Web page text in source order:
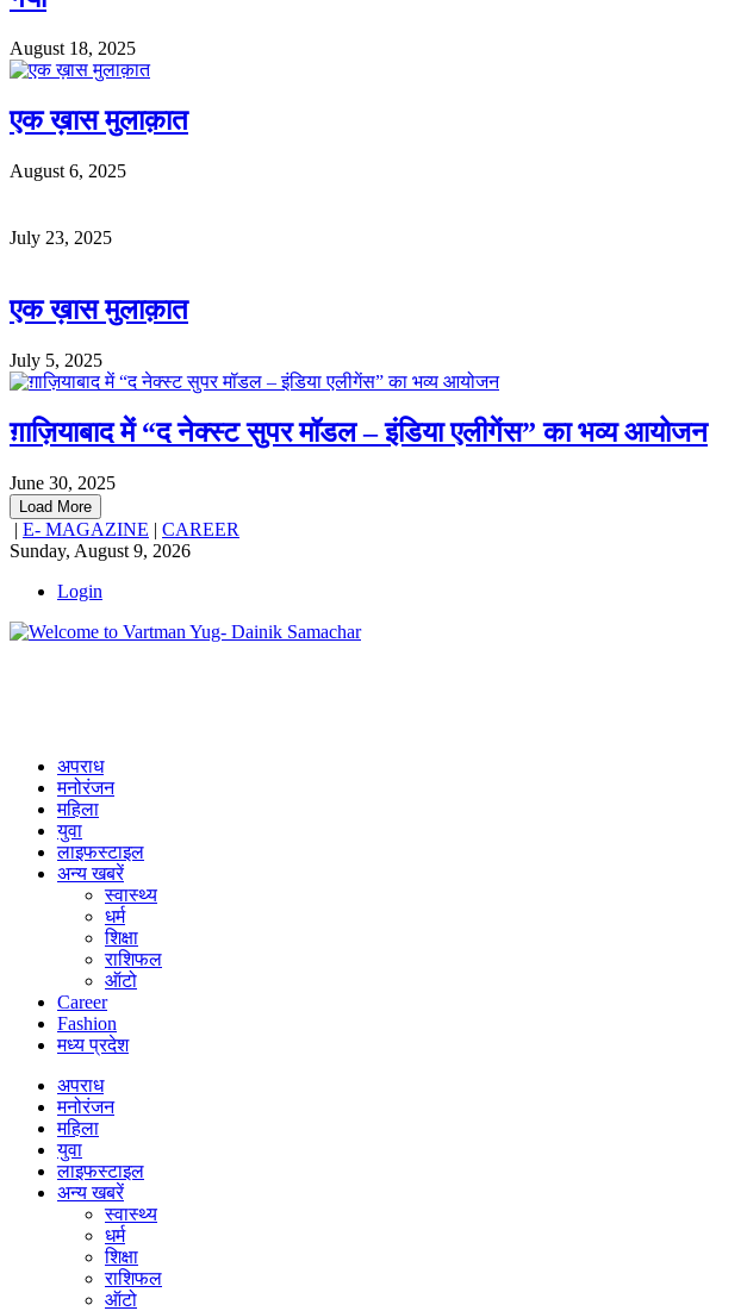
August 18, 2025
एक ख़ास मुलाक़ात
August 6, 2025
July 23, 2025
एक ख़ास मुलाक़ात
July 5, 2025
ग़ाज़ियाबाद में “द नेक्स्ट सुपर मॉडल – इंडिया एलीगेंस” का भव्य आयोजन
June 30, 2025
Load More
| E- MAGAZINE | CAREER
Sunday, August 9, 2026
Login
अपराध
मनोरंजन
महिला
युवा
लाइफस्टाइल
अन्य खबरें
स्वास्थ्य
धर्म
शिक्षा
राशिफल
ऑटो
Career
Fashion
मध्य प्रदेश
अपराध
मनोरंजन
महिला
युवा
लाइफस्टाइल
अन्य खबरें
स्वास्थ्य
धर्म
शिक्षा
राशिफल
ऑटो